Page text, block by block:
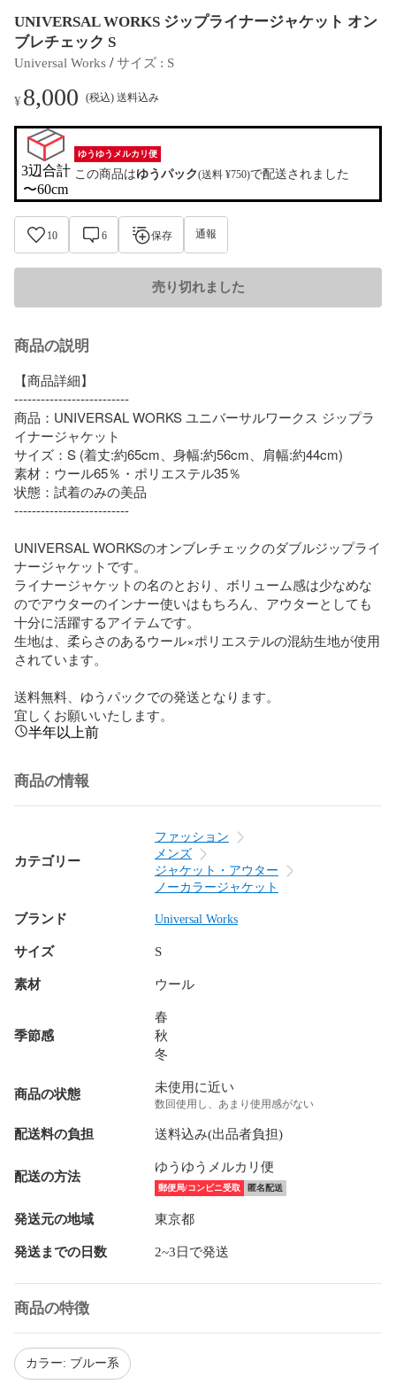
UNIVERSAL WORKS ジップライナージャケット オン
ブレチェック S
Universal Works / サイズ : S
¥8,000 (税込) 送料込み
3辺合計
〜60cm
ゆうゆうメルカリ便
この商品はゆうパック(送料 ¥750)で配送されました
10 6 保存 通報
売り切れました
商品の説明
【商品詳細】
--------------------------
商品：UNIVERSAL WORKS ユニバーサルワークス ジップラ
イナージャケット
サイズ：S (着丈:約65cm、身幅:約56cm、肩幅:約44cm)
素材：ウール65％・ポリエステル35％
状態：試着のみの美品
--------------------------
UNIVERSAL WORKSのオンブレチェックのダブルジップライ
ナージャケットです。
ライナージャケットの名のとおり、ボリューム感は少なめな
のでアウターのインナー使いはもちろん、アウターとしても
十分に活躍するアイテムです。
生地は、柔らさのあるウール×ポリエステルの混紡生地が使用
されています。
送料無料、ゆうパックでの発送となります。
宜しくお願いいたします。
半年以上前
商品の情報
カテゴリー
ファッション
メンズ
ジャケット・アウター
ノーカラージャケット
ブランド Universal Works
サイズ S
素材 ウール
季節感
春
秋
冬
商品の状態 未使用に近い
数回使用し、あまり使用感がない
配送料の負担 送料込み(出品者負担)
配送の方法
ゆうゆうメルカリ便
郵便局/コンビニ受取 匿名配送
発送元の地域 東京都
発送までの日数 2~3日で発送
商品の特徴
カラー: ブルー系